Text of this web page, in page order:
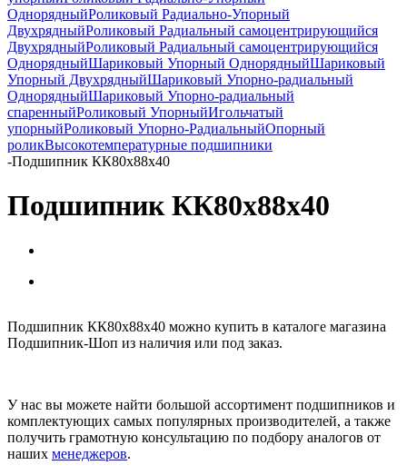
ОднорядныйРоликовый Радиально-Упорный
ДвухрядныйРоликовый Радиальный самоцентрирующийся
ДвухрядныйРоликовый Радиальный самоцентрирующийся
ОднорядныйШариковый Упорный ОднорядныйШариковый
Упорный ДвухрядныйШариковый Упорно-радиальный
ОднорядныйШариковый Упорно-радиальный
спаренныйРоликовый УпорныйИгольчатый
упорныйРоликовый Упорно-РадиальныйОпорный
роликВысокотемпературные подшипники
-Подшипник КК80x88x40
Подшипник КК80x88x40
Подшипник КК80x88x40 можно купить в каталоге магазина
Подшипник-Шоп из наличия или под заказ.
У нас вы можете найти большой ассортимент подшипников и
комплектующих самых популярных производителей, а также
получить грамотную консультацию по подбору аналогов от
наших менеджеров.